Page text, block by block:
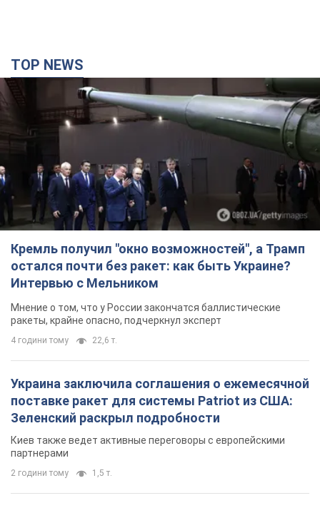
TOP NEWS
Кремль получил "окно возможностей", а Трамп
остался почти без ракет: как быть Украине?
Интервью с Мельником
Мнение о том, что у России закончатся баллистические
ракеты, крайне опасно, подчеркнул эксперт
4 години тому 22,6 т.
Украина заключила соглашения о ежемесячной
поставке ракет для системы Patriot из США:
Зеленский раскрыл подробности
Киев также ведет активные переговоры с европейскими
партнерами
2 години тому 1,5 т.